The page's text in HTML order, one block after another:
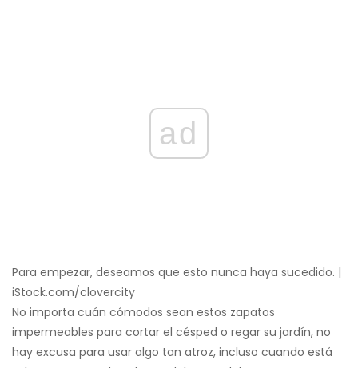
ad
Para empezar, deseamos que esto nunca haya sucedido. |
iStock.com/clovercity
No importa cuán cómodos sean estos zapatos
impermeables para cortar el césped o regar su jardín, no
hay excusa para usar algo tan atroz, incluso cuando está